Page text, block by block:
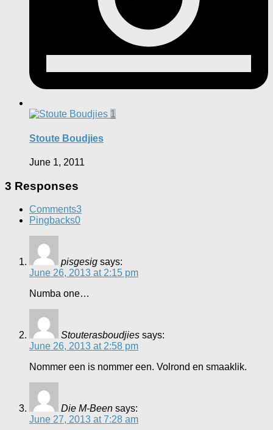
1
Stoute Boudjies
June 1, 2011
3 Responses
Comments3
Pingbacks0
pisgesig says:
June 26, 2013 at 2:15 pm
Numba one…
Stouterasboudjies says:
June 26, 2013 at 2:58 pm
Nommer een is nommer een. Volrond en smaaklik.
Die M-Been says:
June 27, 2013 at 7:28 am